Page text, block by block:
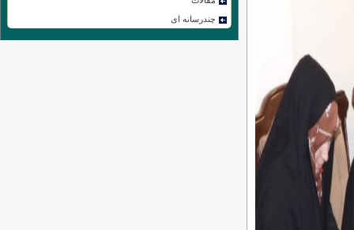
چندرسانه ای